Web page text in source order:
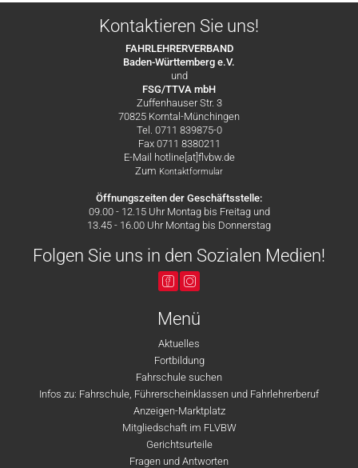
Kontaktieren Sie uns!
FAHRLEHRERVERBAND
Baden-Württemberg e.V.
und
FSG/TTVA mbH
Zuffenhauser Str. 3
70825 Korntal-Münchingen
Tel. 0711 839875-0
Fax 0711 8380211
E-Mail hotline[at]flvbw.de
Zum Kontaktformular
Öffnungszeiten der Geschäftsstelle:
09.00 - 12.15 Uhr Montag bis Freitag und
13.45 - 16.00 Uhr Montag bis Donnerstag
Folgen Sie uns in den Sozialen Medien!
Menü
Aktuelles
Fortbildung
Fahrschule suchen
Infos zu: Fahrschule, Führerscheinklassen und Fahrlehrerberuf
Anzeigen-Marktplatz
Mitgliedschaft im FLVBW
Gerichtsurteile
Fragen und Antworten